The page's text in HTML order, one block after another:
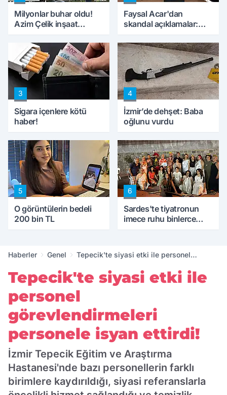
Milyonlar buhar oldu!
Azim Çelik inşaat
konuştu
Faysal Acar'dan
skandal açıklamalar:
peynircilerimizi de
kıskaca aldı, müdahale
ettik'
3
Sigara içenlere kötü
haber!
4
İzmir’de dehşet: Baba
oğlunu vurdu
5
O görüntülerin bedeli
200 bin TL
6
Sardes'te tiyatronun
imece ruhu binlerce
Haberler Genel
Tepecik'te siyasi etki ile personel
Tepecik'te siyasi etki ile
personel
görevlendirmeleri
personele isyan ettirdi!
İzmir Tepecik Eğitim ve Araştırma
Hastanesi'nde bazı personellerin farklı
birimlere kaydırıldığı, siyasi referanslarla